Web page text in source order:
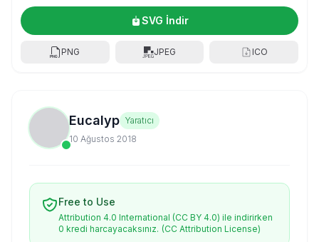
SVG İndir
PNG JPEG ICO
Eucalyp Yaratıcı
10 Ağustos 2018
Free to Use
Attribution 4.0 International (CC BY 4.0) ile indirirken
0 kredi harcayacaksınız. (CC Attribution License)